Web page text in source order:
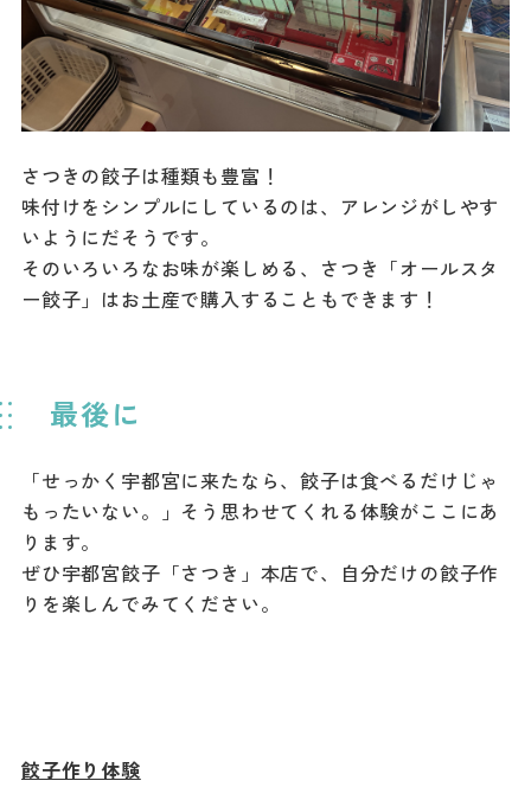
さつきの餃子は種類も豊富！
味付けをシンプルにしているのは、アレンジがしやす
いようにだそうです。
そのいろいろなお味が楽しめる、さつき「オールスタ
ー餃子」はお土産で購入することもできます！
最後に
「せっかく宇都宮に来たなら、餃子は食べるだけじゃ
もったいない。」そう思わせてくれる体験がここにあ
ります。
ぜひ宇都宮餃子「さつき」本店で、自分だけの餃子作
りを楽しんでみてください。
餃子作り体験